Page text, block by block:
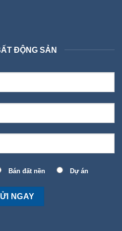
ĐỘNG SẢN
Bán đất nền Dự án